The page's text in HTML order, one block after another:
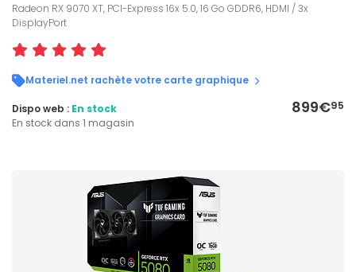
Radeon RX 9070 XT, PCI-Express 16x 5.0, 16 Go GDDR6, HDMI / 3x
DisplayPort
Materiel.net rachète votre carte graphique
899€95
Dispo web : En stock
En stock dans 1 magasin